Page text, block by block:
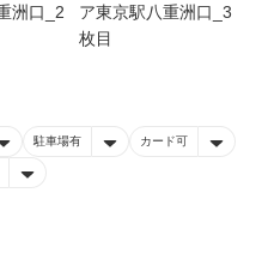
駐車場有 カード可